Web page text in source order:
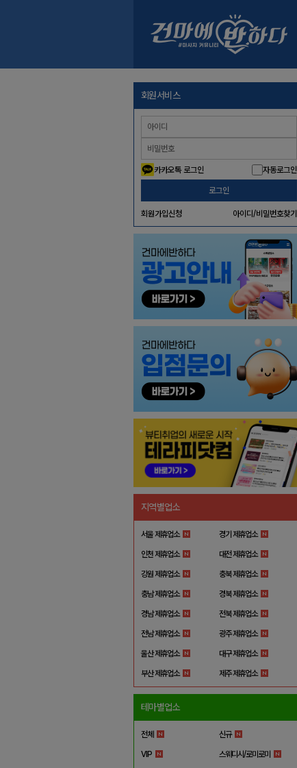
회원서비스
카카오톡 로그인 자동로그인
로그인
회원가입신청 아이디/비밀번호찾기
지역별업소
서울 제휴업소 경기 제휴업소
인천 제휴업소 대전 제휴업소
강원 제휴업소 충북 제휴업소
충남 제휴업소 경북 제휴업소
경남 제휴업소 전북 제휴업소
전남 제휴업소 광주 제휴업소
울산 제휴업소 대구 제휴업소
부산 제휴업소 제주 제휴업소
테마별업소
전체 신규
VIP 스웨디시/로미로미